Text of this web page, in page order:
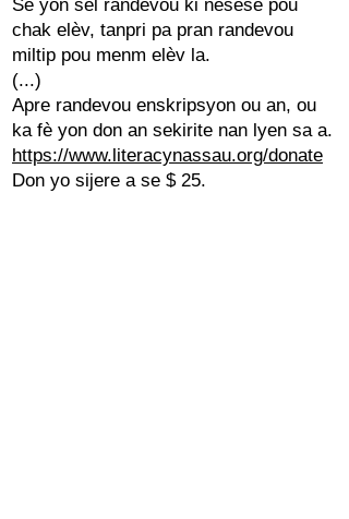
Se yon sèl randevou ki nesesè pou
chak elèv, tanpri pa pran randevou
miltip pou menm elèv la.
(...)
Apre randevou enskripsyon ou an, ou
ka fè yon don an sekirite nan lyen sa a.
https://www.literacynassau.org/donate
Don yo sijere a se $ 25.